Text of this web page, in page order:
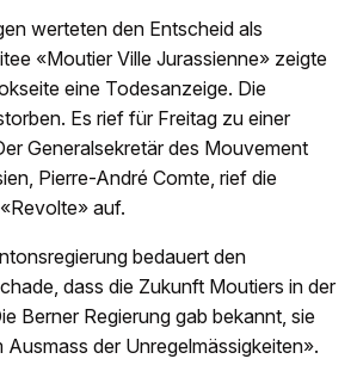
werteten den Entscheid als
«Moutier Ville Jurassienne» zeigte
eine Todesanzeige. Die
Es rief für Freitag zu einer
Generalsekretär des Mouvement
Pierre-André Comte, rief die
auf.
bedauert den
dass die Zukunft Moutiers in der
Berner Regierung gab bekannt, sie
der Unregelmässigkeiten».